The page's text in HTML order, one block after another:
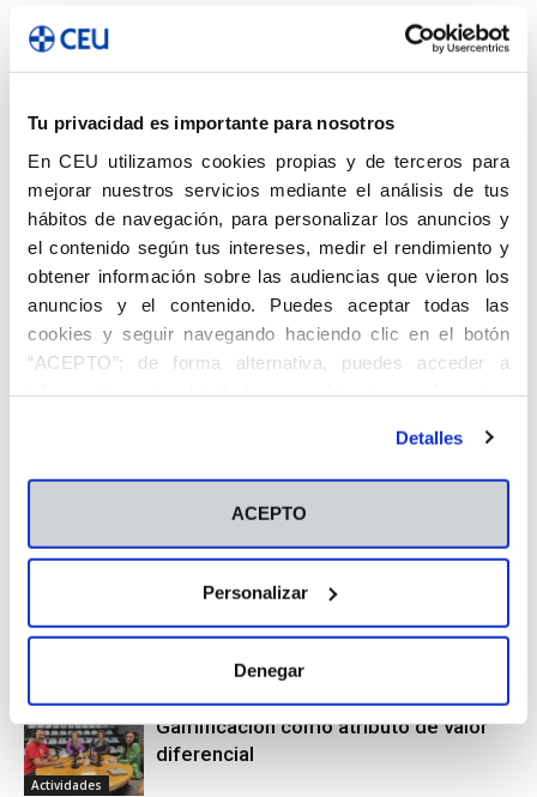
Tu privacidad es importante para nosotros
En CEU utilizamos cookies propias y de terceros para
mejorar nuestros servicios mediante el análisis de tus
hábitos de navegación, para personalizar los anuncios y
el contenido según tus intereses, medir el rendimiento y
obtener información sobre las audiencias que vieron los
anuncios y el contenido. Puedes aceptar todas las
cookies y seguir navegando haciendo clic en el botón
“ACEPTO”; de forma alternativa, puedes acceder a
en el botón "Personalizar". Para más información puedes
visitar nuestra Política de Cookies
Detalles
ACEPTO
Personalizar
Denegar
Artículo anterior
Trabajar como higienista
Artículo siguiente
«Un buen docente guía a sus
Artículos relacionados
Actualidad
Escucha FP NOW: El tercer maestro de
la educación
Marisol Folgado, Premio Ángel Herrera
Actualidad
gestión de una catástrofe
Actividades
Gamificación como atributo de valor
diferencial